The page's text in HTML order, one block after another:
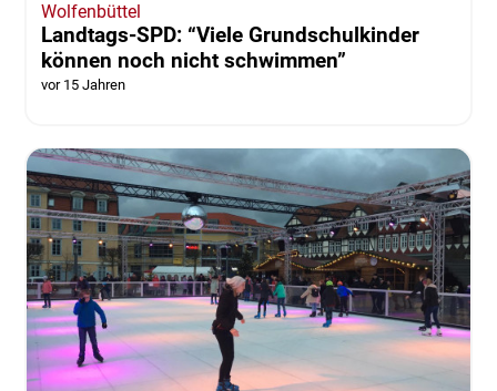
Wolfenbüttel
Landtags-SPD: “Viele Grundschulkinder
können noch nicht schwimmen”
vor 15 Jahren